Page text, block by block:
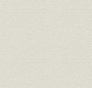
需給